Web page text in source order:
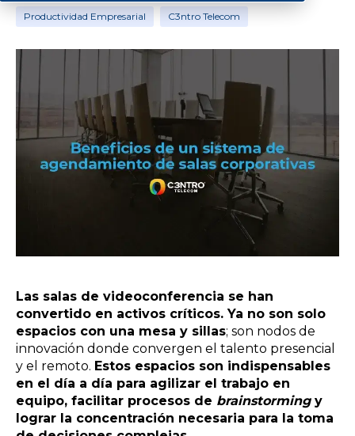
Productividad Empresarial C3ntro Telecom
Las salas de videoconferencia se han
convertido en activos críticos. Ya no son solo
espacios con una mesa y sillas; son nodos de
innovación donde convergen el talento presencial
y el remoto. Estos espacios son indispensables
en el día a día para agilizar el trabajo en
equipo, facilitar procesos de brainstormingy
lograr la concentración necesaria para la toma